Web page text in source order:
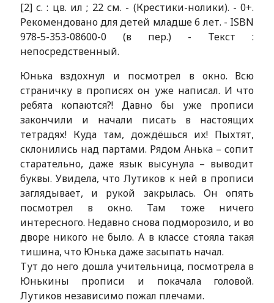
[2] с. : цв. ил ; 22 см. - (Крестики-нолики). - 0+.
Рекомендовано для детей младше 6 лет. - ISBN
978-5-353-08600-0 (в пер.) - Текст :
непосредственный.
Юнька вздохнул и посмотрел в окно. Всю
страничку в прописях он уже написал. И что
ребята копаются?! Давно бы уже прописи
закончили и начали писать в настоящих
тетрадях! Куда там, дождёшься их! Пыхтят,
склонились над партами. Рядом Анька – сопит
старательно, даже язык высунула – выводит
буквы. Увидела, что Лутиков к ней в прописи
заглядывает, и рукой закрылась. Он опять
посмотрел в окно. Там тоже ничего
интересного. Недавно снова подморозило, и во
дворе никого не было. А в классе стояла такая
тишина, что Юнька даже засыпать начал.
Тут до него дошла учительница, посмотрела в
Юнькины прописи и покачала головой.
Лутиков независимо пожал плечами.